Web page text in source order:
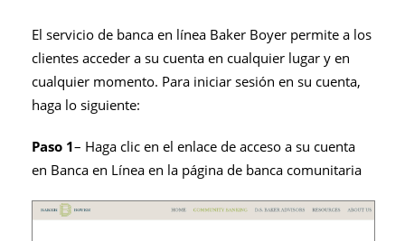
El servicio de banca en línea Baker Boyer permite a los
clientes acceder a su cuenta en cualquier lugar y en
cualquier momento. Para iniciar sesión en su cuenta,
haga lo siguiente:
Paso 1– Haga clic en el enlace de acceso a su cuenta
en Banca en Línea en la página de banca comunitaria